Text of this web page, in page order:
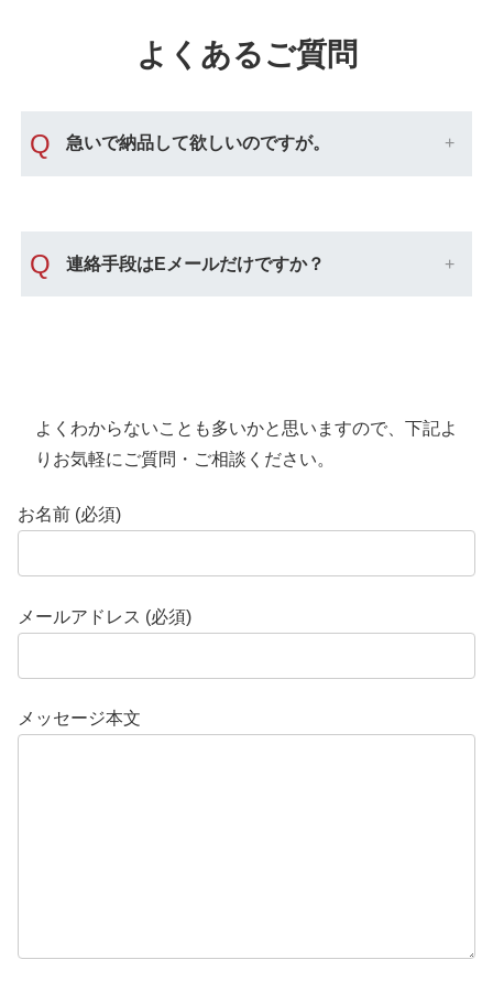
よくあるご質問
Q 急いで納品して欲しいのですが。
Q 連絡手段はEメールだけですか？
よくわからないことも多いかと思いますので、下記よ
りお気軽にご質問・ご相談ください。
お名前 (必須)
メールアドレス (必須)
メッセージ本文